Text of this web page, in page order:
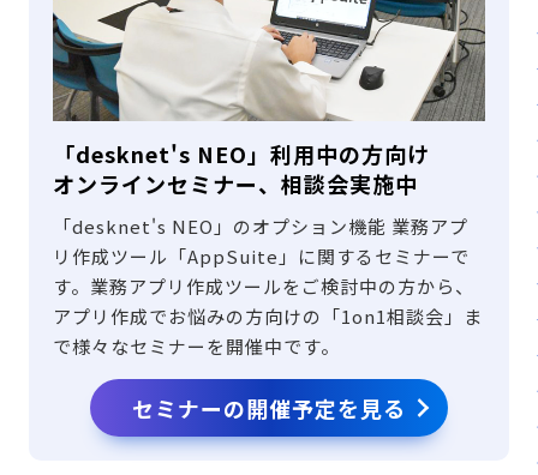
「desknet's NEO」利用中の方向け
オンラインセミナー、相談会実施中
「desknet's NEO」のオプション機能 業務アプ
リ作成ツール「AppSuite」に関するセミナーで
す。業務アプリ作成ツールをご検討中の方から、
アプリ作成でお悩みの方向けの「1on1相談会」ま
で様々なセミナーを開催中です。
セミナーの開催予定を見る